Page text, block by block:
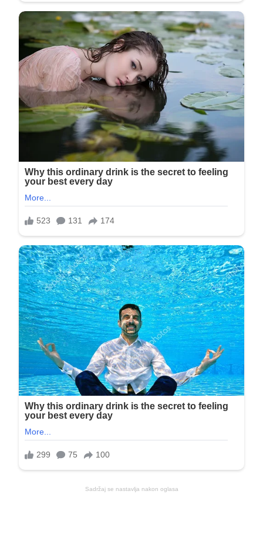
Sadržaj se nastavlja nakon oglasa